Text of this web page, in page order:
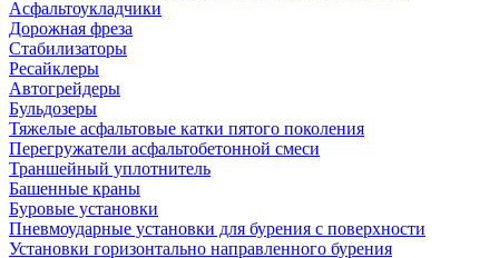
Асфальтоукладчики
Дорожная фреза
Стабилизаторы
Ресайклеры
Автогрейдеры
Бульдозеры
Тяжелые асфальтовые катки пятого поколения
Перегружатели асфальтобетонной смеси
Траншейный уплотнитель
Башенные краны
Буровые установки
Пневмоударные установки для бурения с поверхности
Установки горизонтально направленного бурения